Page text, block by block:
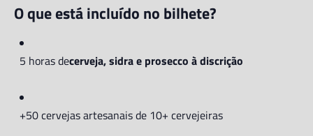
O que está incluído no bilhete?
5 horas decerveja, sidra e prosecco à discrição
+50 cervejas artesanais de 10+ cervejeiras